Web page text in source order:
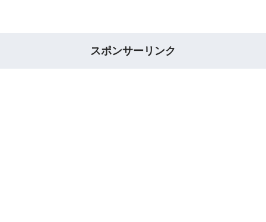
スポンサーリンク